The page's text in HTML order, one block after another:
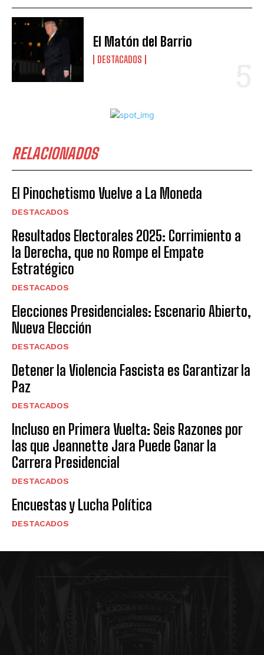
El Matón del Barrio
DESTACADOS
RELACIONADOS
El Pinochetismo Vuelve a La Moneda
DESTACADOS
Resultados Electorales 2025: Corrimiento a
la Derecha, que no Rompe el Empate
Estratégico
DESTACADOS
Elecciones Presidenciales: Escenario Abierto,
Nueva Elección
DESTACADOS
Detener la Violencia Fascista es Garantizar la
Paz
DESTACADOS
Incluso en Primera Vuelta: Seis Razones por
las que Jeannette Jara Puede Ganar la
Carrera Presidencial
DESTACADOS
Encuestas y Lucha Política
DESTACADOS